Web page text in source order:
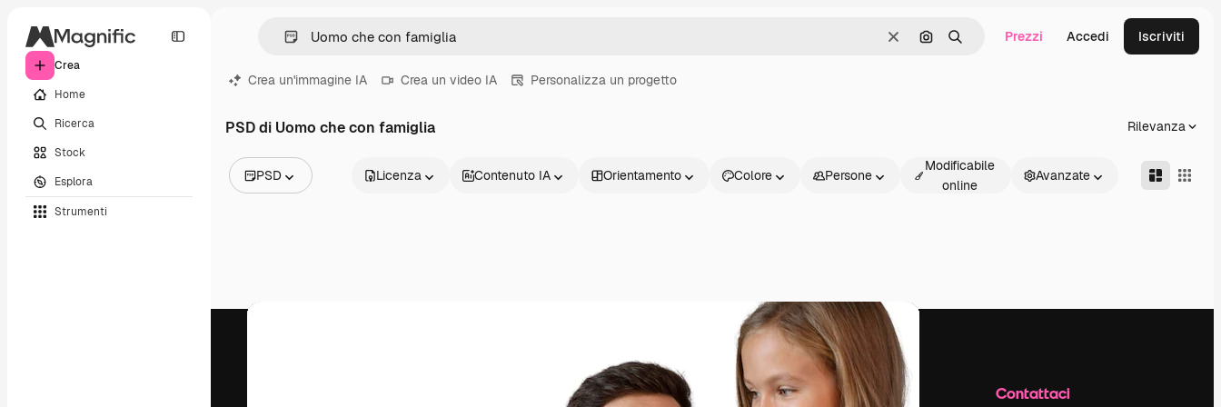
Crea
Home
Ricerca
Stock
Esplora
Strumenti
CancellaCerca per immagine
Ricerca Prezzi Accedi Iscriviti
Crea un'immagine IA Crea un video IA Personalizza un progetto
PSD di Uomo che con famiglia Rilevanza
PSD
Video
Licenza Contenuto IA Orientamento Colore Persone
Modificabile
online
Avanzate
Prodotti Inizia Azienda Contattaci